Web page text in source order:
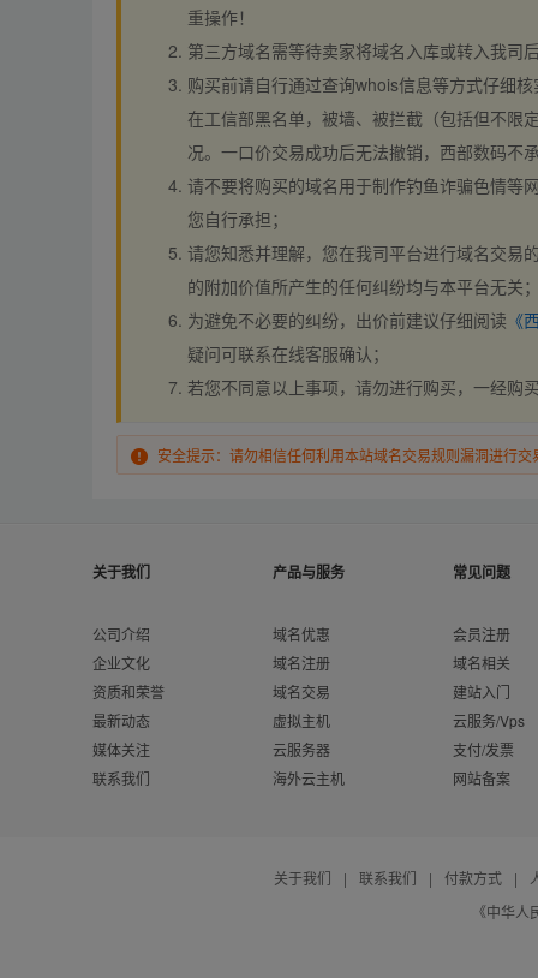
重操作！
第三方域名需等待卖家将域名入库或转入我司
购买前请自行通过查询whois信息等方式仔细
在工信部黑名单，被墙、被拦截（包括但不限
况。一口价交易成功后无法撤销，西部数码不
请不要将购买的域名用于制作钓鱼诈骗色情等
您自行承担；
请您知悉并理解，您在我司平台进行域名交易
的附加价值所产生的任何纠纷均与本平台无关
为避免不必要的纠纷，出价前建议仔细阅读 《
疑问可联系在线客服确认；
若您不同意以上事项，请勿进行购买，一经购
安全提示：请勿相信任何利用本站域名交易规则漏洞进行
关于我们
公司介绍
企业文化
资质和荣誉
最新动态
媒体关注
联系我们
产品与服务
域名优惠
域名注册
域名交易
虚拟主机
云服务器
海外云主机
常见问题
会员注册
域名相关
建站入门
云服务/Vps
支付/发票
网站备案
关于我们 | 联系我们 | 付款方式 |
《中华